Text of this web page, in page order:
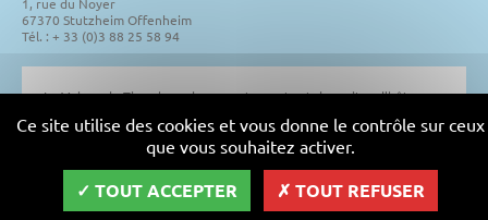
67370 Stutzheim Offenheim
Tél. : + 33 (0)3 88 25 58 94
La Maison du Tigre loue des appartements et des suites d'hôtes
ou en longue durée, au gré du voyageur.
Idéals pour les réservations de vacances en Alsace et à Strasbourg,
touristique (visite de Strasbourg ou Colmar, tourisme le long de la
route du vin) et sportif (tennis et pétanque à proximité).
Ce site utilise des cookies et vous donne le contrôle sur ceux
que vous souhaitez activer.
TOUT ACCEPTER TOUT REFUSER